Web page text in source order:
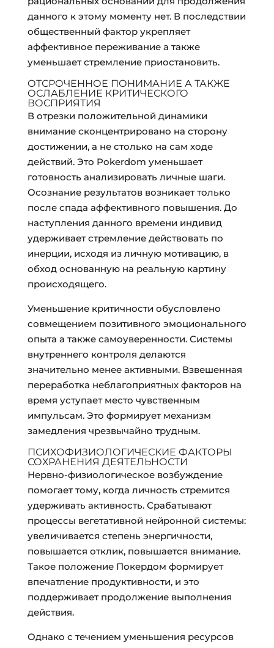
данного к этому моменту нет. В последствии
общественный фактор укрепляет
аффективное переживание а также
уменьшает стремление приостановить.
ОТСРОЧЕННОЕ ПОНИМАНИЕ А ТАКЖЕ
ОСЛАБЛЕНИЕ КРИТИЧЕСКОГО
ВОСПРИЯТИЯ
В отрезки положительной динамики
внимание сконцентрировано на сторону
достижении, а не столько на сам ходе
действий. Это Pokerdom уменьшает
готовность анализировать личные шаги.
Осознание результатов возникает только
после спада аффективного повышения. До
наступления данного времени индивид
удерживает стремление действовать по
инерции, исходя из личную мотивацию, в
обход основанную на реальную картину
происходящего.
Уменьшение критичности обусловлено
совмещением позитивного эмоционального
опыта а также самоуверенности. Системы
внутреннего контроля делаются
значительно менее активными. Взвешенная
переработка неблагоприятных факторов на
время уступает место чувственным
импульсам. Это формирует механизм
замедления чрезвычайно трудным.
ПСИХОФИЗИОЛОГИЧЕСКИЕ ФАКТОРЫ
СОХРАНЕНИЯ ДЕЯТЕЛЬНОСТИ
Нервно-физиологическое возбуждение
помогает тому, когда личность стремится
удерживать активность. Срабатывают
процессы вегетативной нейронной системы:
увеличивается степень энергичности,
повышается отклик, повышается внимание.
Такое положение Покердом формирует
впечатление продуктивности, и это
поддерживает продолжение выполнения
действия.
Однако с течением уменьшения ресурсов